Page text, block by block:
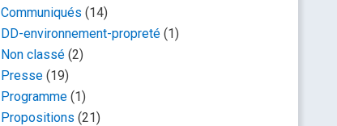
Communiqués (14)
DD-environnement-propreté (1)
Non classé (2)
Presse (19)
Programme (1)
Propositions (21)